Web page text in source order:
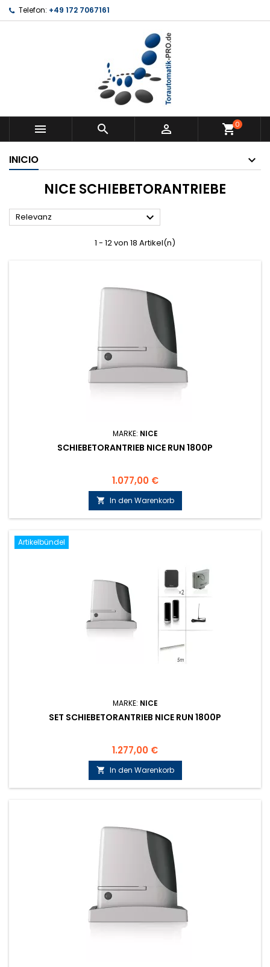
Telefon: +49 172 7067161
   shopping_cart0
INICIO
NICE SCHIEBETORANTRIEBE
Relevanz 
1 - 12 von 18 Artikel(n)
MARKE: NICE
SCHIEBETORANTRIEB NICE RUN 1800P
Preis
1.077,00 €
 In den Warenkorb
Artikelbündel
MARKE: NICE
SET SCHIEBETORANTRIEB NICE RUN 1800P
Preis
1.277,00 €
 In den Warenkorb